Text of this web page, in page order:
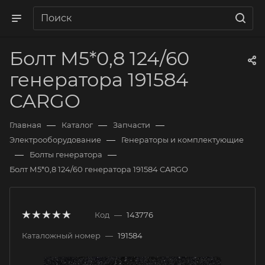
Болт М5*0,8 124/60
генератора 191584
CARGO
Главная — Каталог — Запчасти —
Электрооборудование — Генераторы и комплектующие
— Болты генератора —
Болт М5*0,8 124/60 генератора 191584 CARGO
Код — 143776
Каталожный номер — 191584